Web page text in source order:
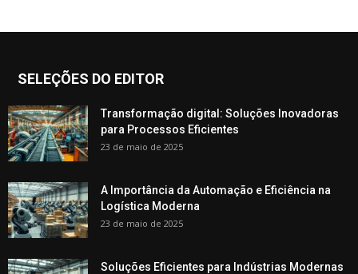
SELEÇÕES DO EDITOR
Transformação digital: Soluções Inovadoras
para Processos Eficientes
23 de maio de 2025
A Importância da Automação e Eficiência na
Logística Moderna
23 de maio de 2025
Soluções Eficientes para Indústrias Modernas